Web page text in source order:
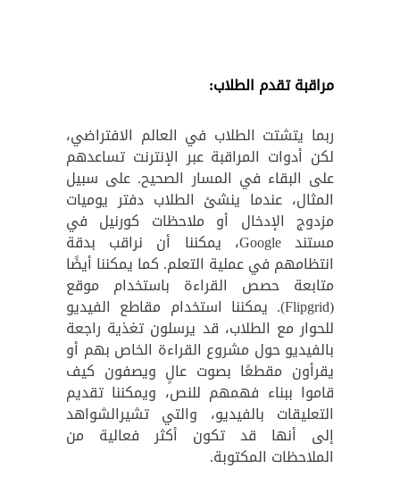
مراقبة تقدم الطلاب:
ربما يتشتت الطلاب في العالم الافتراضي،
لكن أدوات المراقبة عبر الإنترنت تساعدهم
على البقاء في المسار الصحيح. على سبيل
المثال، عندما ينشئ الطلاب دفتر يوميات
مزدوج الإدخال أو ملاحظات كورنيل في
مستند Google، يمكننا أن نراقب بدقة
انتظامهم في عملية التعلم. كما يمكننا أيضًا
متابعة حصص القراءة باستخدام موقع
(Flipgrid). يمكننا استخدام مقاطع الفيديو
للحوار مع الطلاب، قد يرسلون تغذية راجعة
بالفيديو حول مشروع القراءة الخاص بهم أو
يقرأون مقطعًا بصوت عالٍ ويصفون كيف
قاموا ببناء فهمهم للنص، ويمكننا تقديم
التعليقات بالفيديو، والتي تشيرالشواهد
إلى أنها قد تكون أكثر فعالية من
الملاحظات المكتوبة.